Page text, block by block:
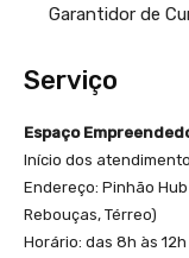
Garantidor de
Serviço
Espaço
Início dos
Endereço: Pinhão
Rebouças, Térreo)
Horário: das 8h às 12h